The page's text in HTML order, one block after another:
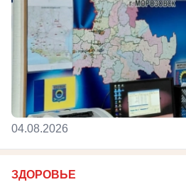
04.08.2026
ЗДОРОВЬЕ